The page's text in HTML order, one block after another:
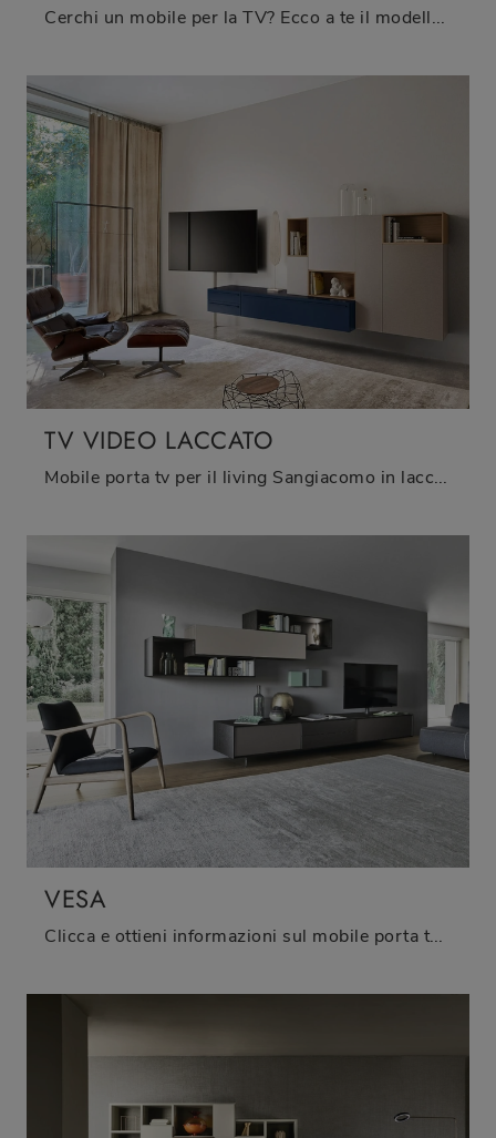
Cerchi un mobile per la TV? Ecco a te il modello Pannello TV di Sangiacomo in laccato opaco, perfetto per spazi moderni.
TV VIDEO LACCATO
Mobile porta tv per il living Sangiacomo in laccato opaco: clicca e ottieni informazioni sul modello Tv Video Laccato, pensato per spazi moderni.
VESA
Clicca e ottieni informazioni sul mobile porta tv Vesa di Sangiacomo: realizzato in metallo, ben si inserisce in spazi moderni.